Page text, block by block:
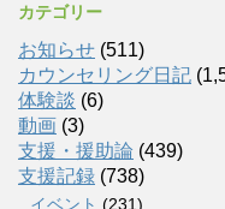
カテゴリー
お知らせ (511)
カウンセリング日記
体験談 (6)
動画 (3)
支援・援助論 (439)
支援記録 (738)
イベント (231)